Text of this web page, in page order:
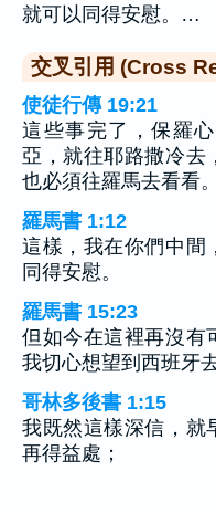
就可以同得安慰。…
交叉引用 (Cross
使徒行傳 19:21
這些事完了，保羅
亞，就往耶路撒冷去
也必須往羅馬去看看。
羅馬書 1:12
這樣，我在你們中間
同得安慰。
羅馬書 15:23
但如今在這裡再沒有
我切心想望到西班牙
哥林多後書 1:15
我既然這樣深信，就
再得益處；